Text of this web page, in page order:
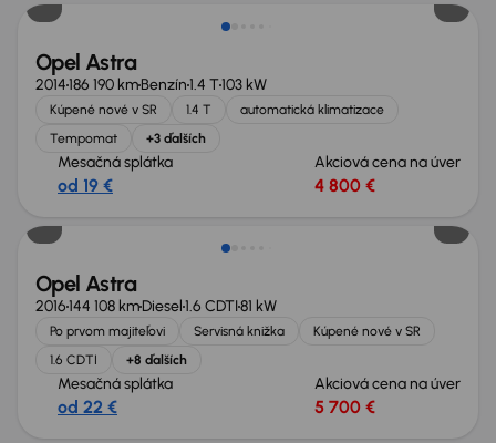
Opel Astra
2014186 190 kmBenzín1.4 T103 kW
Kúpené nové v SR 1.4 T
automatická klimatizace
Tempomat
+3 ďalších
Mesačná splátka
od 19 €
Akciová cena na úver
4 800 €
Nové v ponuke
Opel Astra
2016144 108 kmDiesel1.6 CDTI81 kW
Po prvom majiteľovi Servisná knižka
Kúpené nové v SR
1.6 CDTI
+8 ďalších
Mesačná splátka
od 22 €
Akciová cena na úver
5 700 €